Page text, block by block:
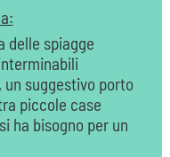
delle spiagge
suggestivo porto
piccole case
ha bisogno per un